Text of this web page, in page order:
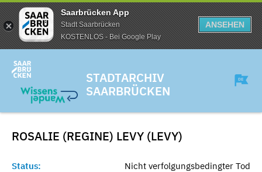
Saarbrücken App
Stadt Saarbrücken
KOSTENLOS - Bei Google Play
ANSEHEN
STADTARCHIV
SAARBRÜCKEN
ROSALIE (REGINE) LEVY (LEVY)
Status:
Nicht verfolgungsbedingter Tod